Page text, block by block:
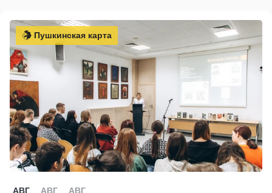
Пушкинская карта
АВГ АВГ АВГ